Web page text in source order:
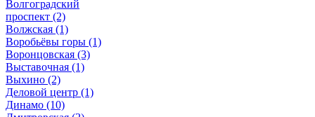
Волгоградский
проспект (2)
Волжская (1)
Воробьёвы горы (1)
Воронцовская (3)
Выставочная (1)
Выхино (2)
Деловой центр (1)
Динамо (10)